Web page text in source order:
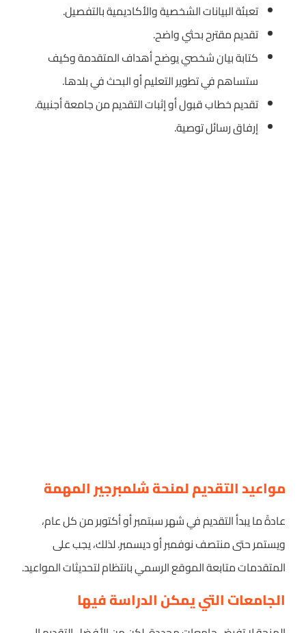
تعبئة البيانات الشخصية والأكاديمية بالتفصيل.
تقديم مقترح بحثي واضح.
كتابة بيان شخصي يوضح أهداف المتقدمة وكيف
ستساهم في تطوير التعليم أو البحث في بلدها.
تقديم خطاب قبول أو إثبات التقديم من جامعة أجنبية.
إرفاق رسائل توصية.
مواعيد التقديم لمنحة شلمبرجير المهمة
عادةً ما يبدأ التقديم في شهر سبتمبر أو أكتوبر من كل عام،
ويستمر حتى منتصف نوفمبر أو ديسمبر. لذلك، يجب على
المتقدمات متابعة الموقع الرسمي بانتظام لتحديثات المواعيد.
الجامعات التي يمكن الدراسة فيها